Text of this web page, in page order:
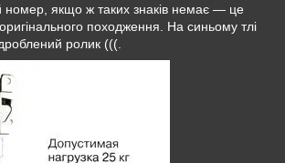
номер, якщо ж таких знаків немає — це
походження. На синьому тлі
ролик (((.